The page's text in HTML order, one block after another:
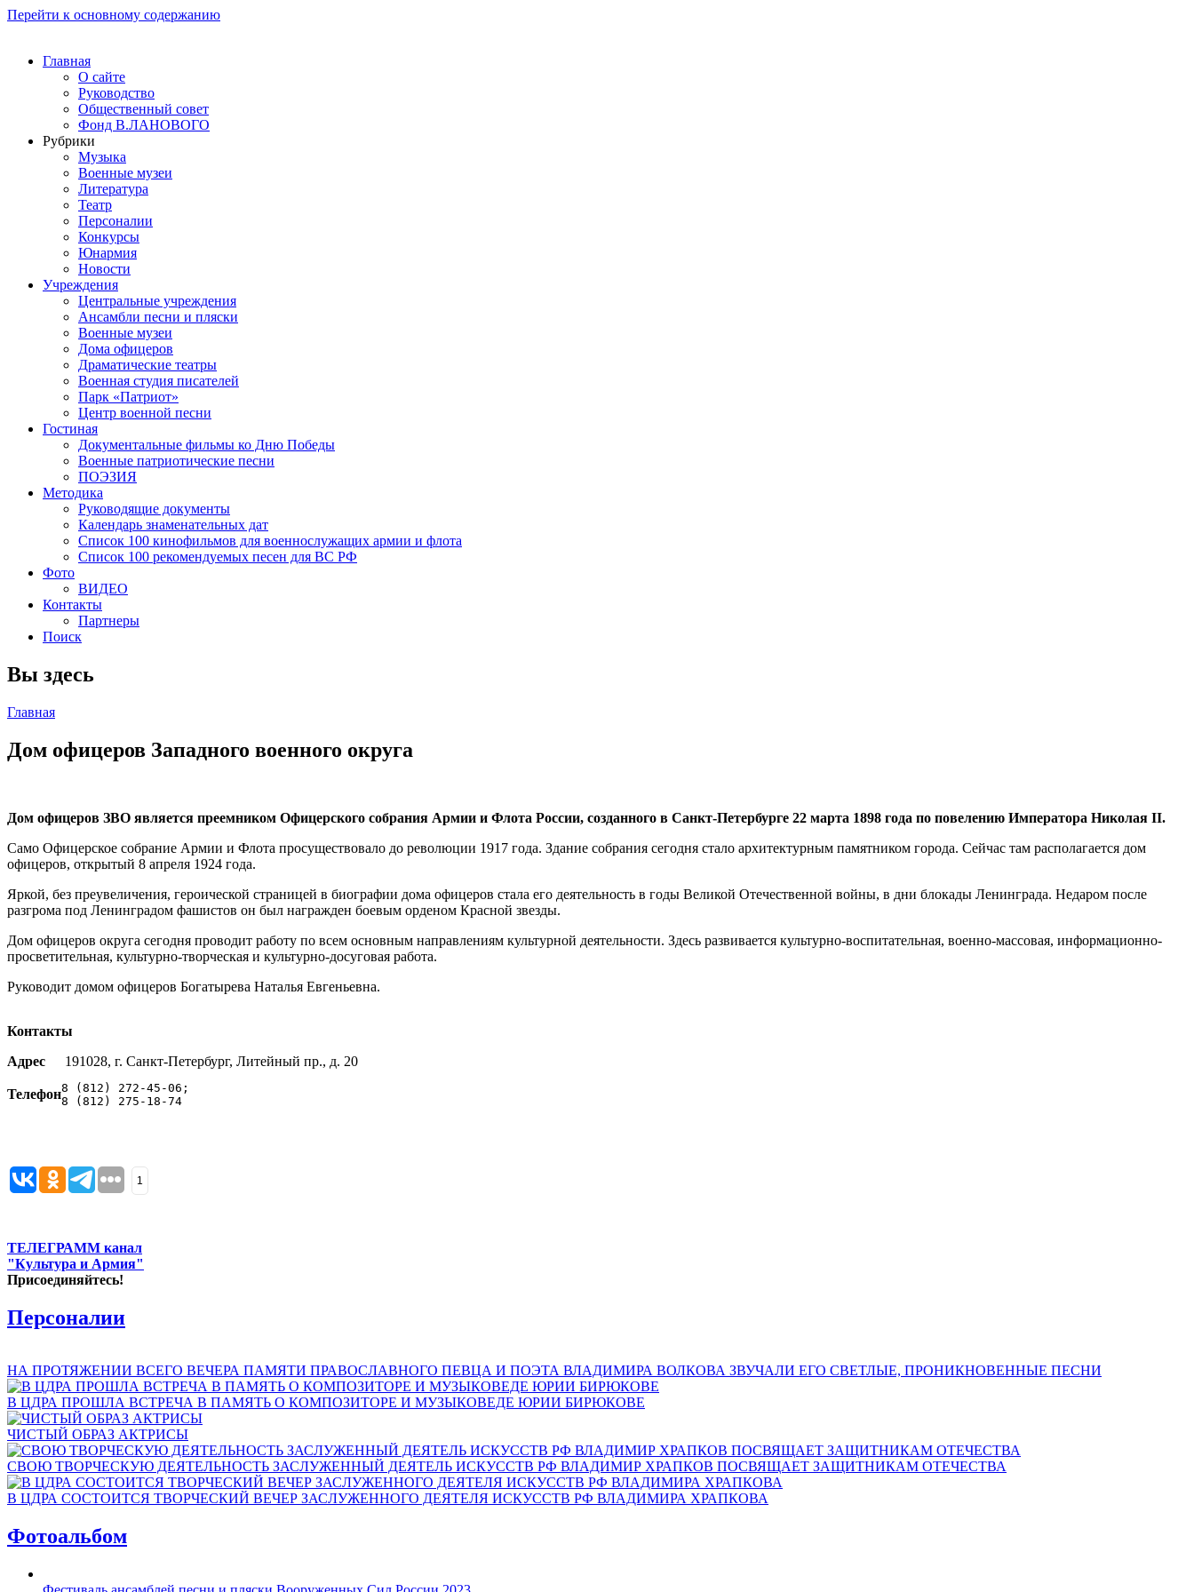
Перейти к основному содержанию
Главная
О сайте
Руководство
Общественный совет
Фонд В.ЛАНОВОГО
Рубрики
Музыка
Военные музеи
Литература
Театр
Персоналии
Конкурсы
Юнармия
Новости
Учреждения
Центральные учреждения
Ансамбли песни и пляски
Военные музеи
Дома офицеров
Драматические театры
Военная студия писателей
Парк «Патриот»
Центр военной песни
Гостиная
Документальные фильмы ко Дню Победы
Военные патриотические песни
ПОЭЗИЯ
Методика
Руководящие документы
Календарь знаменательных дат
Список 100 кинофильмов для военнослужащих армии и флота
Список 100 рекомендуемых песен для ВС РФ
Фото
ВИДЕО
Контакты
Партнеры
Поиск
Вы здесь
Главная
Дом офицеров Западного военного округа
Дом офицеров ЗВО является преемником Офицерского собрания Армии и Флота России, созданного в Санкт-Петербурге 22 марта 1898 года по повелению Императора Николая II.
Само Офицерское собрание Армии и Флота просуществовало до революции 1917 года. Здание собрания сегодня стало архитектурным памятником города. Сейчас там располагается дом
офицеров, открытый 8 апреля 1924 года.
Яркой, без преувеличения, героической страницей в биографии дома офицеров стала его деятельность в годы Великой Отечественной войны, в дни блокады Ленинграда. Недаром после
разгрома под Ленинградом фашистов он был награжден боевым орденом Красной звезды.
Дом офицеров округа сегодня проводит работу по всем основным направлениям культурной деятельности. Здесь развивается культурно-воспитательная, военно-массовая, информационно-
просветительная, культурно-творческая и культурно-досуговая работа.
Руководит домом офицеров Богатырева Наталья Евгеньевна.
Контакты
Адрес
191028, г. Санкт-Петербург, Литейный пр., д. 20
Телефон8 (812) 272-45-06;
8 (812) 275-18-74
1
ТЕЛЕГРАММ канал
"Культура и Армия"
Присоединяйтесь!
Персоналии
НА ПРОТЯЖЕНИИ ВСЕГО ВЕЧЕРА ПАМЯТИ ПРАВОСЛАВНОГО ПЕВЦА И ПОЭТА ВЛАДИМИРА ВОЛКОВА ЗВУЧАЛИ ЕГО СВЕТЛЫЕ, ПРОНИКНОВЕННЫЕ ПЕСНИ
В ЦДРА ПРОШЛА ВСТРЕЧА В ПАМЯТЬ О КОМПОЗИТОРЕ И МУЗЫКОВЕДЕ ЮРИИ БИРЮКОВЕ
ЧИСТЫЙ ОБРАЗ АКТРИСЫ
СВОЮ ТВОРЧЕСКУЮ ДЕЯТЕЛЬНОСТЬ ЗАСЛУЖЕННЫЙ ДЕЯТЕЛЬ ИСКУССТВ РФ ВЛАДИМИР ХРАПКОВ ПОСВЯЩАЕТ ЗАЩИТНИКАМ ОТЕЧЕСТВА
В ЦДРА СОСТОИТСЯ ТВОРЧЕСКИЙ ВЕЧЕР ЗАСЛУЖЕННОГО ДЕЯТЕЛЯ ИСКУССТВ РФ ВЛАДИМИРА ХРАПКОВА
Фотоальбом